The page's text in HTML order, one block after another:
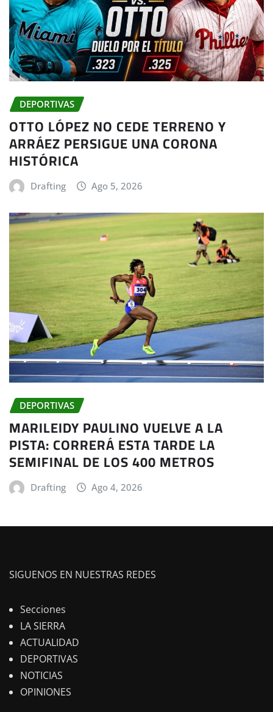
DEPORTIVAS
OTTO LÓPEZ NO CEDE TERRENO Y
ARRÁEZ PERSIGUE UNA CORONA
HISTÓRICA
Drafting Ago 5, 2026
DEPORTIVAS
MARILEIDY PAULINO VUELVE A LA
PISTA: CORRERÁ ESTA TARDE LA
SEMIFINAL DE LOS 400 METROS
Drafting Ago 4, 2026
SIGUENOS EN NUESTRAS REDES
Secciones
LA SIERRA
ACTUALIDAD
DEPORTIVAS
NOTICIAS
OPINIONES